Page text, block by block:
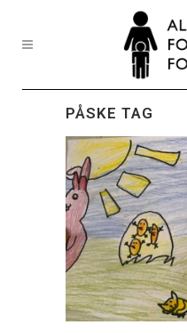
PÅSKE TAG